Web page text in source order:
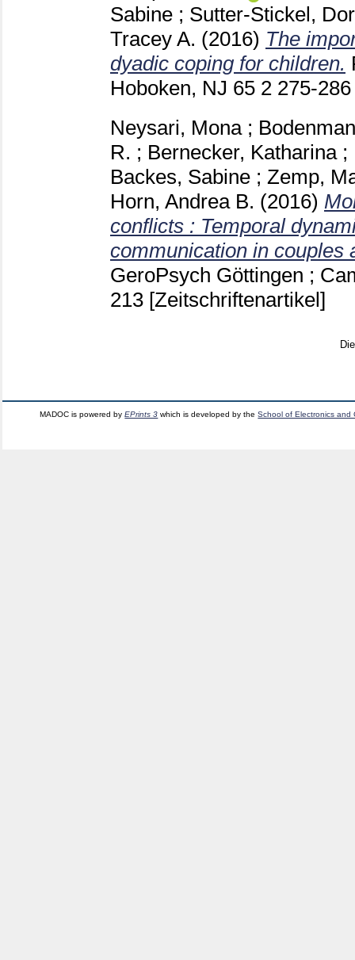
Sabine ; Sutter-Stickel,
Tracey A. (2016) The
dyadic coping for children.
Hoboken, NJ 65 2 275-
Neysari, Mona;
R. ; Bernecker, Katharina;
Backes, Sabine ; Zemp,
Horn, Andrea B. (2016)
conflicts : Temporal
communication in couples
GeroPsych Göttingen ;
213 [Zeitschriftenartikel]
MADOC is powered byEPrints 3 which is developed by theSchool of Electronics and